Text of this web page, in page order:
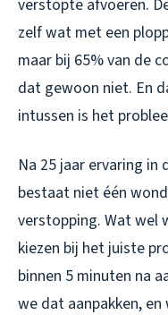
verstopte afvoeren.
zelf wat met een
maar bij 65% van de
dat gewoon niet. En
intussen is het
Na 25 jaar ervaring in
bestaat niet één
verstopping. Wat wel
kiezen bij het juiste
binnen 5 minuten na
we dat aanpakken,